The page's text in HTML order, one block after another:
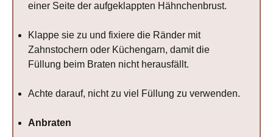
einer Seite der aufgeklappten Hähnchenbrust.
Klappe sie zu und fixiere die Ränder mit
Zahnstochern oder Küchengarn, damit die
Füllung beim Braten nicht herausfällt.
Achte darauf, nicht zu viel Füllung zu verwenden.
Anbraten